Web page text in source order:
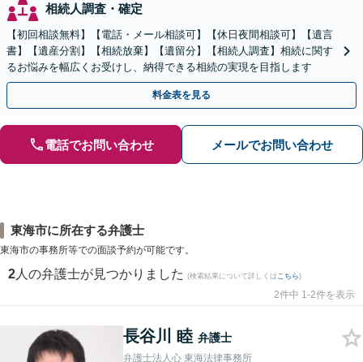
相続人調査・確定
【初回相談無料】【電話・メール相談可】【休日夜間相談可】【遺言
書】【遺産分割】【相続放棄】【遺留分】【相続人調査】相続に関す
るお悩みを幅広くお受けし、納得できる相続の実現を目指します
料金表を見る
電話でお問い合わせ メールでお問い合わせ
東海市に所在する弁護士
東海市の事務所等での面談予約が可能です。
2 人の弁護士が見つかりました (検索結果について詳しくは こちら)
2件中 1-2件を表示
長谷川 睦 弁護士
弁護士法人心 東海法律事務所